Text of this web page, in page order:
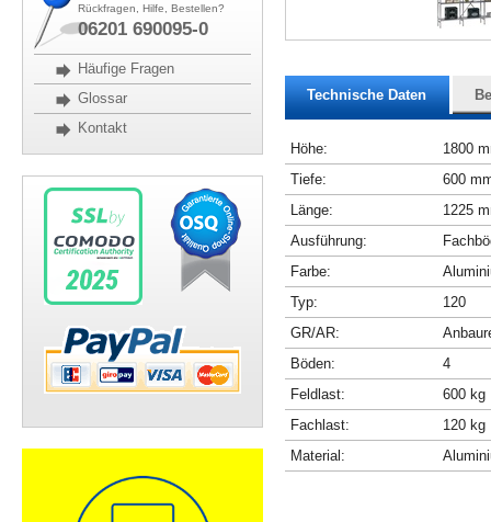
Rückfragen, Hilfe, Bestellen?
06201 690095-0
Häufige Fragen
Glossar
Kontakt
Technische Daten
Höhe:
1800
Tiefe:
600
Länge:
1225
Ausführung:
Farbe:
Typ:
120
GR/AR:
Böden:
4
Feldlast:
600 kg
Fachlast:
120 kg
Material: